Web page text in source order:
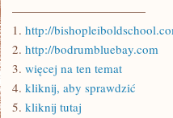
———————————
1. http://
2. http://bodrumbluebay.com
3. więcej na ten temat
4. kliknij, aby sprawdzić
5. kliknij tutaj